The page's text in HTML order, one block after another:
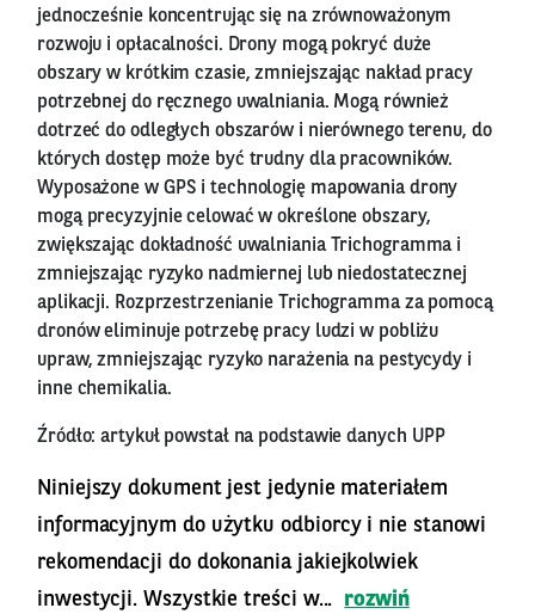
jednocześnie koncentrując się na zrównoważonym
rozwoju i opłacalności. Drony mogą pokryć duże
obszary w krótkim czasie, zmniejszając nakład pracy
potrzebnej do ręcznego uwalniania. Mogą również
dotrzeć do odległych obszarów i nierównego terenu, do
których dostęp może być trudny dla pracowników.
Wyposażone w GPS i technologię mapowania drony
mogą precyzyjnie celować w określone obszary,
zwiększając dokładność uwalniania Trichogramma i
zmniejszając ryzyko nadmiernej lub niedostatecznej
aplikacji. Rozprzestrzenianie Trichogramma za pomocą
dronów eliminuje potrzebę pracy ludzi w pobliżu
upraw, zmniejszając ryzyko narażenia na pestycydy i
inne chemikalia.
Źródło: artykuł powstał na podstawie danych UPP
Niniejszy dokument jest jedynie materiałem
informacyjnym do użytku odbiorcy i nie stanowi
rekomendacji do dokonania jakiejkolwiek
inwestycji. Wszystkie treści w...
rozwiń